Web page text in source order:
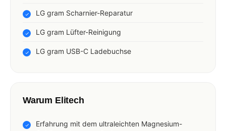
LG gram Scharnier-Reparatur
LG gram Lüfter-Reinigung
LG gram USB-C Ladebuchse
Warum Elitech
Erfahrung mit dem ultraleichten Magnesium-